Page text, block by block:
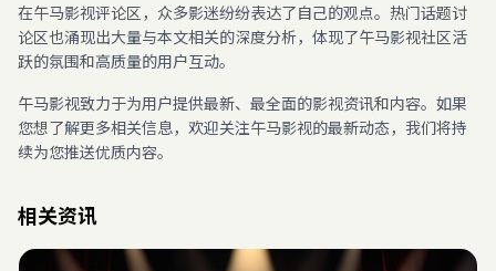
在午马影视评论区，众多影迷纷纷表达了自己的观点。热门话题讨
论区也涌现出大量与本文相关的深度分析，体现了午马影视社区活
跃的氛围和高质量的用户互动。
午马影视致力于为用户提供最新、最全面的影视资讯和内容。如果
您想了解更多相关信息，欢迎关注午马影视的最新动态，我们将持
续为您推送优质内容。
相关资讯